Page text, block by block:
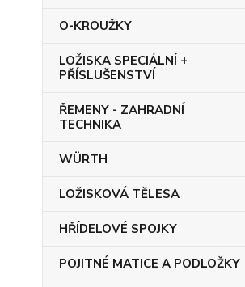
O-KROUŽKY
LOŽISKA SPECIÁLNÍ +
PŘÍSLUŠENSTVÍ
ŘEMENY - ZAHRADNÍ
TECHNIKA
WÜRTH
LOŽISKOVÁ TĚLESA
HŘÍDELOVÉ SPOJKY
POJITNÉ MATICE A PODLOŽKY